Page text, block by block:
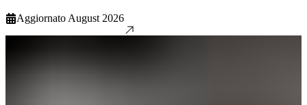
Aggiornato August 2026